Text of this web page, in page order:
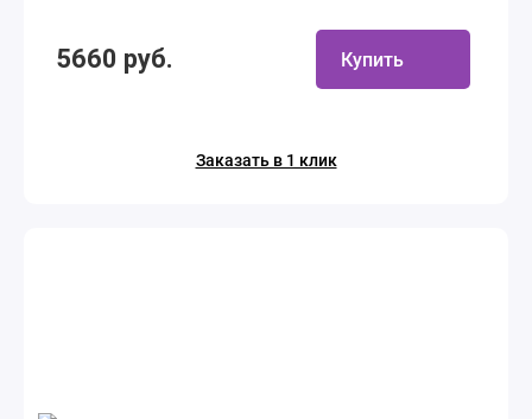
5660 руб. Купить
Заказать в 1 клик